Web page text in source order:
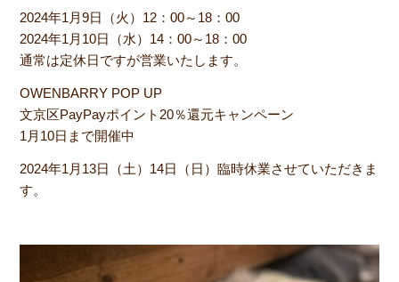
2024年1月9日（火）12：00～18：00
2024年1月10日（水）14：00～18：00
通常は定休日ですが営業いたします。
OWENBARRY POP UP
文京区PayPayポイント20％還元キャンペーン
1月10日まで開催中
2024年1月13日（土）14日（日）臨時休業させていただきま
す。